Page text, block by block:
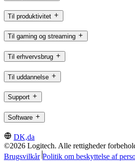
Til produktivitet
Til gaming og streaming
Til erhvervsbrug
Til uddannelse
Support
Software
DK,da
©2026 Logitech. Alle rettigheder
Brugsvilkår Politik om beskyttelse af